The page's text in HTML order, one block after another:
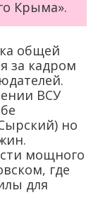
Крыма».
общей
за кадром
ВСУ
но
мощного
где
для